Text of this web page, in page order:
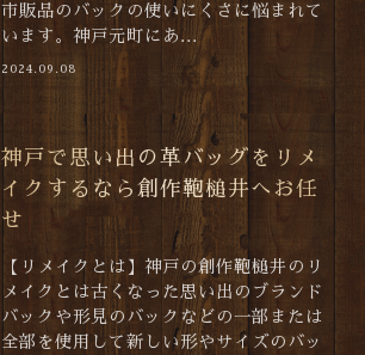
市販品のバックの使いにくさに悩まれて
います。神戸元町にあ...
2024.09.08
神戸で思い出の革バッグをリメ
イクするなら創作鞄槌井へお任
せ
【リメイクとは】神戸の創作鞄槌井のリ
メイクとは古くなった思い出のブランド
バックや形見のバックなどの一部または
全部を使用して新しい形やサイズのバッ